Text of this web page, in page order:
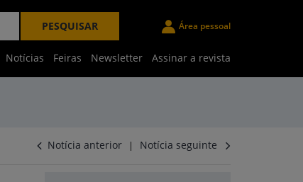
PESQUISAR Área pessoal
Notícias Feiras Newsletter Assinar a revista
Notícia anterior | Notícia seguinte